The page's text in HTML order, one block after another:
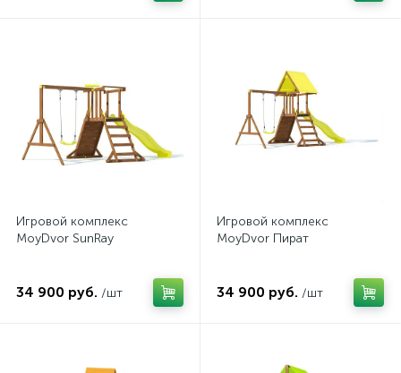
Игровой комплекс
MoyDvor SunRay
34 900 руб. /шт
Игровой комплекс
MoyDvor Пират
34 900 руб. /шт